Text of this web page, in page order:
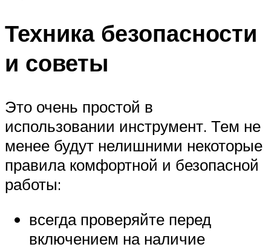
Техника безопасности
и советы
Это очень простой в
использовании инструмент. Тем не
менее будут нелишними некоторые
правила комфортной и безопасной
работы:
всегда проверяйте перед
включением на наличие